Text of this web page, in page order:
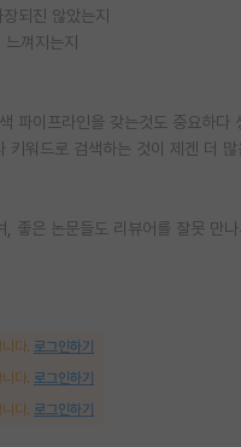
되진 않았는지
껴지는지
파이프라인을 갖는것도 중요
워드로 검색하는 것이 제겐 더
좋은 논문들도 리뷰어를 잘못 만
다. 로그인하기
다. 로그인하기
다. 로그인하기